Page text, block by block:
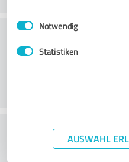
Impressum
Einwilligungsauswahl
Notwendig
Statistiken
AUSWAHL
Wie
Preis-/